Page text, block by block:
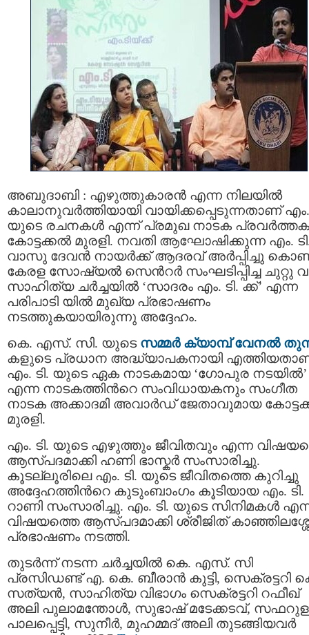
അബുദാബി : എഴുത്തുകാരൻ എന്ന നിലയിൽ
കാലാനുവർത്തിയായി വായിക്കപ്പെടുന്നതാണ് എം.
യുടെ രചനകൾ എന്ന് പ്രമുഖ നാടക
കോട്ടക്കൽ മുരളി. നവതി ആഘോഷിക്കുന്ന എം.
വാസു ദേവൻ നായർക്ക് ആദരവ് അർപ്പിച്ചു
കേരള സോഷ്യൽ സെന്‍റര്‍ സംഘടിപ്പിച്ച ചുറ്റു
സാഹിത്യ ചർച്ചയിൽ ‘സാദരം എം. ടി. ക്ക്’ എന്ന
പരിപാടി യിൽ മുഖ്യ പ്രഭാഷണം
നടത്തുകയായിരുന്നു അദ്ദേഹം.
കെ. എസ്. സി. യുടെ സമ്മര്‍ ക്യാമ്പ് വേനൽ
കളുടെ പ്രധാന അദ്ധ്യാപകനായി
എം. ടി. യുടെ ഏക നാടകമായ ‘ഗോപുര നടയിൽ’
എന്ന നാടകത്തിന്‍റെ സംവിധായകനും സംഗീത
നാടക അക്കാദമി അവാർഡ് ജേതാവുമായ
മുരളി.
എം. ടി. യുടെ എഴുത്തും ജീവിതവും എന്ന
ആസ്പദമാക്കി ഹണി ഭാസ്കര്‍ സംസാരിച്ചു.
കൂടല്ലൂരിലെ എം. ടി. യുടെ ജീവിതത്തെ കുറിച്ചു
അദ്ദേഹത്തിന്‍റെ കുടുംബാംഗം കൂടിയായ എം. ടി.
റാണി സംസാരിച്ചു. എം. ടി. യുടെ സിനിമകൾ
വിഷയത്തെ ആസ്പദമാക്കി ശ്രീജിത്
പ്രഭാഷണം നടത്തി.
തുടർന്ന് നടന്ന ചർച്ചയിൽ കെ. എസ്. സി
പ്രസിഡണ്ട് എ. കെ. ബീരാൻ കുട്ടി, സെക്രട്ടറി
സത്യൻ, സാഹിത്യ വിഭാഗം സെക്രട്ടറി റഫീഖ്
അലി പുലാമന്തോൾ, സുഭാഷ് മടേക്കടവ്,
പാലപ്പെട്ടി, സുനീർ, മുഹമ്മദ് അലി തുടങ്ങിയവര്‍